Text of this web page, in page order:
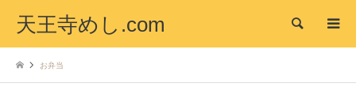
天王寺めし.com 検索
お弁当